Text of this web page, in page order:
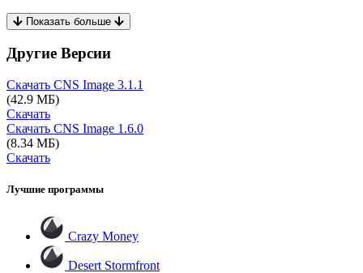
Показать больше
Другие Версии
Скачать CNS Image 3.1.1
(42.9 МБ)
Скачать
Скачать CNS Image 1.6.0
(8.34 МБ)
Скачать
Лучшие программы
Crazy Money
Desert Stormfront